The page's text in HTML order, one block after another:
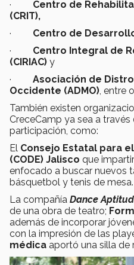
· Centro de
(CRIT),
· Centro de
· Centro Integral de
(CIRIAC) y
· Asociación de
Occidente (ADMO) , entre
También existen
CreceCamp ya sea a
participación, como:
El Consejo Estatal para
(CODE) Jalisco que
enfocado a buscar nuevos
básquetbol y tenis de mesa.
La compañía Dance
de una obra de teatro;
además de incorporar
con la impresión de las
médica aportó una silla de